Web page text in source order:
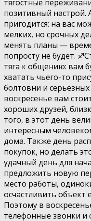
тягостные
позитивный настрой.
пригодится: на вас
мелких, но срочных
менять планы —
попросту не будет.
тяга к общению: вам
хватать чьего-то
болтовни и
воскресенье вам
хороших друзей,
того, в этот день
интересным
дома. Также день
покупок, но делать
удачный день для
предложить новую
место работы,
осчастливить объект
Поэтому в
телефонные звонки и